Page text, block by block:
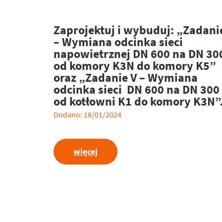
Zaprojektuj i wybuduj:
– Wymiana odcinka sieci
napowietrznej DN 600 na DN
od komory K3N do komory K5”
oraz „Zadanie V – Wymiana
odcinka sieci DN 600 na DN 300
od kotłowni K1 do komory K3N”.
Dodano: 18/01/2024
więcej